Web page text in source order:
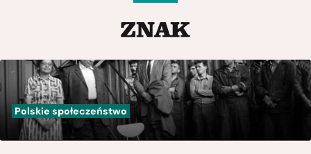
Polskie społeczeństwo